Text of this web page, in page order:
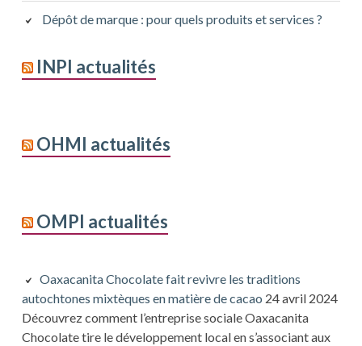
Dépôt de marque : pour quels produits et services ?
INPI actualités
OHMI actualités
OMPI actualités
Oaxacanita Chocolate fait revivre les traditions
autochtones mixtèques en matière de cacao 24 avril 2024
Découvrez comment l’entreprise sociale Oaxacanita
Chocolate tire le développement local en s’associant aux